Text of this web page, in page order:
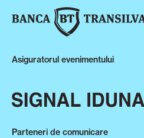
Asiguratorul evenimentului
Parteneri de comunicare